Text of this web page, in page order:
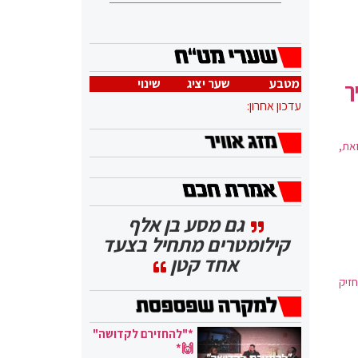
מטבע שער יציג
שינוי
עדכון אחרון:
גם מסע בן אלף
קילומטרים מתחיל בצעד
אחד קטן
*"להחזירם לקדושה"
🙌*